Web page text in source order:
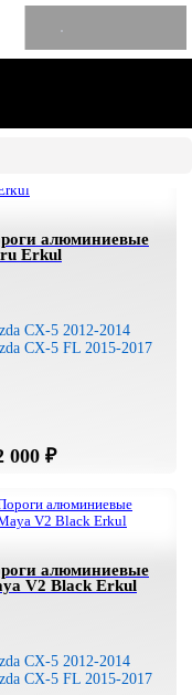
алюминиевые
Erkul
CX-5 2012-2014
CX-5 FL 2015-2017
алюминиевые
V2 Black Erkul
CX-5 2012-2014
CX-5 FL 2015-2017